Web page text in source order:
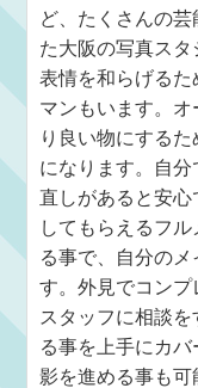
ど、たくさんの
た大阪の写真スタ
表情を和らげる
マンもいます。
り良い物にする
になります。自
直しがあると安
してもらえるフ
る事で、自分の
す。外見でコンプ
スタッフに相談
る事を上手にカ
影を進める事も可